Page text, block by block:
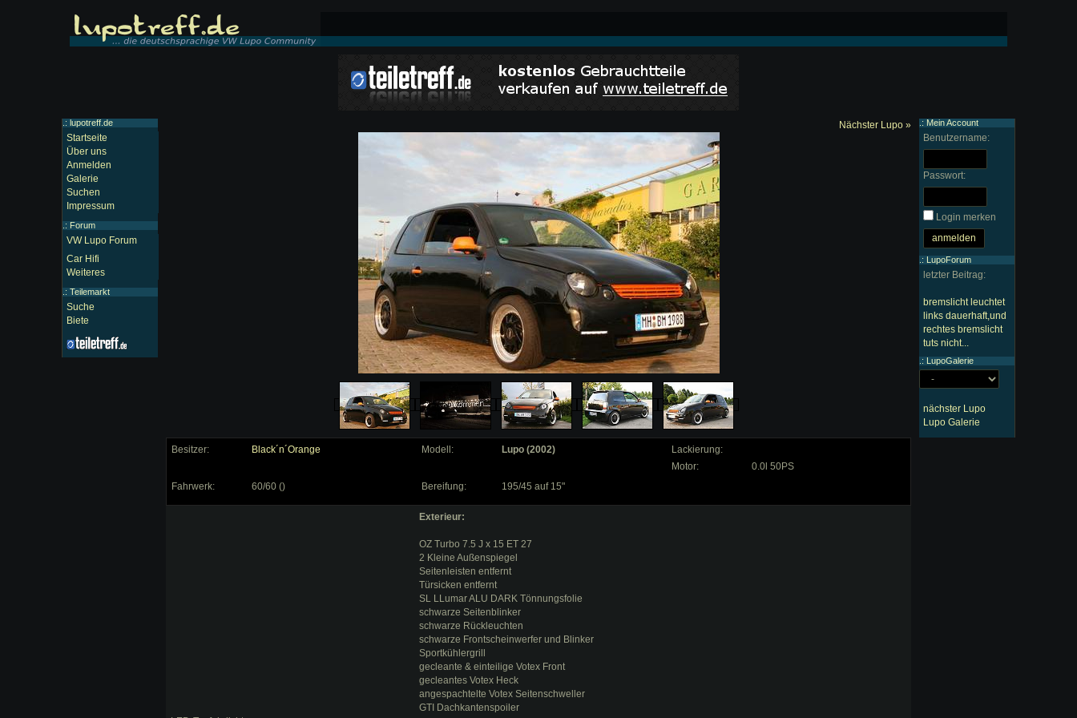
Nächster Lupo »
Besitzer: Black´n´Orange Modell: Lupo (2002)
Lackierung:
Motor:
0.0l 50PS
Fahrwerk:
60/60 () Bereifung: 195/45 auf 15"
Exterieur:
OZ Turbo 7.5 J x 15 ET 27
2 Kleine Außenspiegel
Seitenleisten entfernt
Türsicken entfernt
SL LLumar ALU DARK Tönnungsfolie
schwarze Seitenblinker
schwarze Rückleuchten
schwarze Frontscheinwerfer und Blinker
Sportkühlergrill
gecleante & einteilige Votex Front
gecleantes Votex Heck
angespachtelte Votex Seitenschweller
GTI Dachkantenspoiler
.: lupotreff.de
Startseite
Über uns
Anmelden
Galerie
Suchen
Impressum
.: Forum
VW Lupo Forum
Car Hifi
Weiteres
.: Teilemarkt
Suche
Biete
.: Mein Account
Benutzername:
Passwort:
Login merken
.: LupoForum
letzter Beitrag:
bremslicht leuchtet
links dauerhaft,und
rechtes bremslicht
tuts nicht...
.: LupoGalerie
nächster Lupo
Lupo Galerie